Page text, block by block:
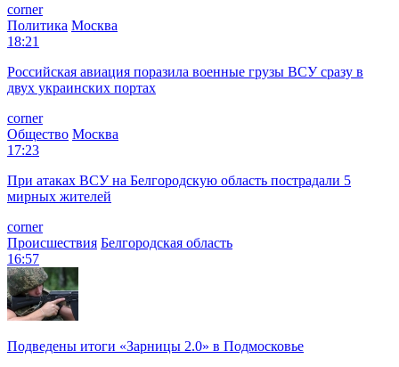
corner
Политика Москва
18:21
Российская авиация поразила военные грузы ВСУ сразу в
двух украинских портах
corner
Общество Москва
17:23
При атаках ВСУ на Белгородскую область пострадали 5
мирных жителей
corner
Происшествия Белгородская область
16:57
Подведены итоги «Зарницы 2.0» в Подмосковье